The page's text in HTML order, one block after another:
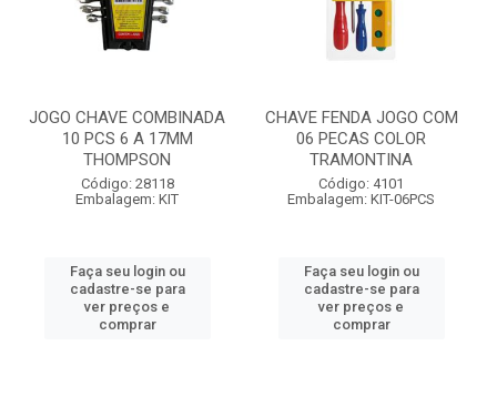
JOGO CHAVE COMBINADA
10 PCS 6 A 17MM
THOMPSON
Código: 28118
Embalagem: KIT
Faça seu login ou
cadastre-se para
ver preços e
comprar
CHAVE FENDA JOGO COM
06 PECAS COLOR
TRAMONTINA
Código: 4101
Embalagem: KIT-06PCS
Faça seu login ou
cadastre-se para
ver preços e
comprar